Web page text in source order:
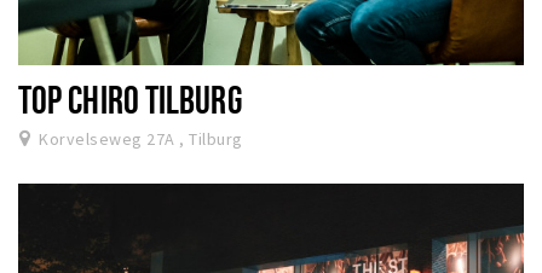
TOP CHIRO TILBURG
Korvelseweg 27A , Tilburg